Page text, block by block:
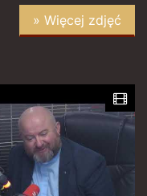
» Więcej zdjęć